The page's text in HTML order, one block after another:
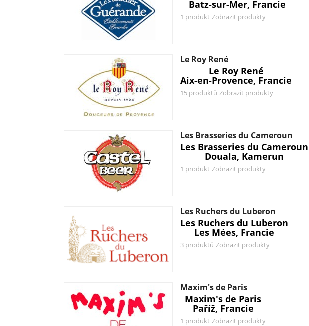
Batz-sur-Mer, Francie
1 produkt Zobrazit produkty
Le Roy René
Le Roy René
Aix-en-Provence, Francie
15 produktů Zobrazit produkty
Les Brasseries du Cameroun
Les Brasseries du Cameroun
Douala, Kamerun
1 produkt Zobrazit produkty
Les Ruchers du Luberon
Les Ruchers du Luberon
Les Mées, Francie
3 produktů Zobrazit produkty
Maxim's de Paris
Maxim's de Paris
Paříž, Francie
1 produkt Zobrazit produkty